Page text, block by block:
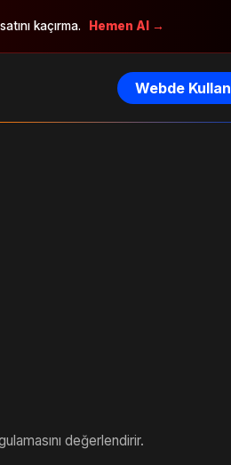
kaçırma. Hemen Al →
Webde Kullan
değerlendirir.